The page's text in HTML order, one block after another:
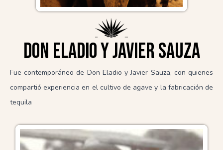
Don Eladio y Javier Sauza
Fue contemporáneo de Don Eladio y Javier Sauza, con quienes
compartió experiencia en el cultivo de agave y la fabricación de
tequila